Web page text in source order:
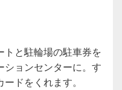
トと駐輪場の駐車券を
ョンセンターに。す
ドをくれます。